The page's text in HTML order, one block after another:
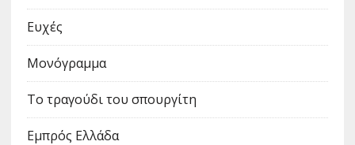
Ευχές
Μονόγραμμα
Το τραγούδι του σπουργίτη
Εμπρός Ελλάδα